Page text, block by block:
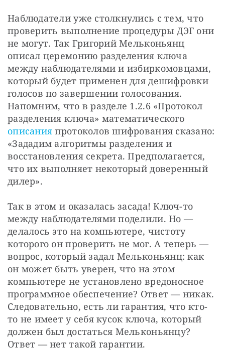
Наблюдатели уже столкнулись с тем, что
проверить выполнение процедуры ДЭГ они
не могут. Так Григорий Мельконьянц
описал церемонию разделения ключа
между наблюдателями и избиркомовцами,
который будет применен для дешифровки
голосов по завершении голосования.
Напомним, что в разделе 1.2.6 «Протокол
разделения ключа» математического
описания протоколов шифрования сказано:
«Зададим алгоритмы разделения и
восстановления секрета. Предполагается,
что их выполняет некоторый доверенный
дилер».
Так в этом и оказалась засада! Ключ-то
между наблюдателями поделили. Но —
делалось это на компьютере, чистоту
которого он проверить не мог. А теперь —
вопрос, который задал Мельконьянц: как
он может быть уверен, что на этом
компьютере не установлено вредоносное
программное обеспечение? Ответ — никак.
Следовательно, есть ли гарантия, что кто-
то не имеет у себя кусок ключа, который
должен был достаться Мельконьянцу?
Ответ — нет такой гарантии.